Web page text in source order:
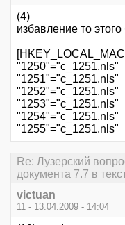
(4)
избавление то
"1250"="c_1251.nls"
"1251"="c_1251.nls"
"1252"="c_1251.nls"
"1253"="c_1251.nls"
"1254"="c_1251.nls"
"1255"="c_1251.nls"
Re: Лузерский
документа 7.7 в
victuan
11 - 13.04.2009 - 14:04